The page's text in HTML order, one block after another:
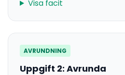
Visa facit
AVRUNDNING
Uppgift 2: Avrunda